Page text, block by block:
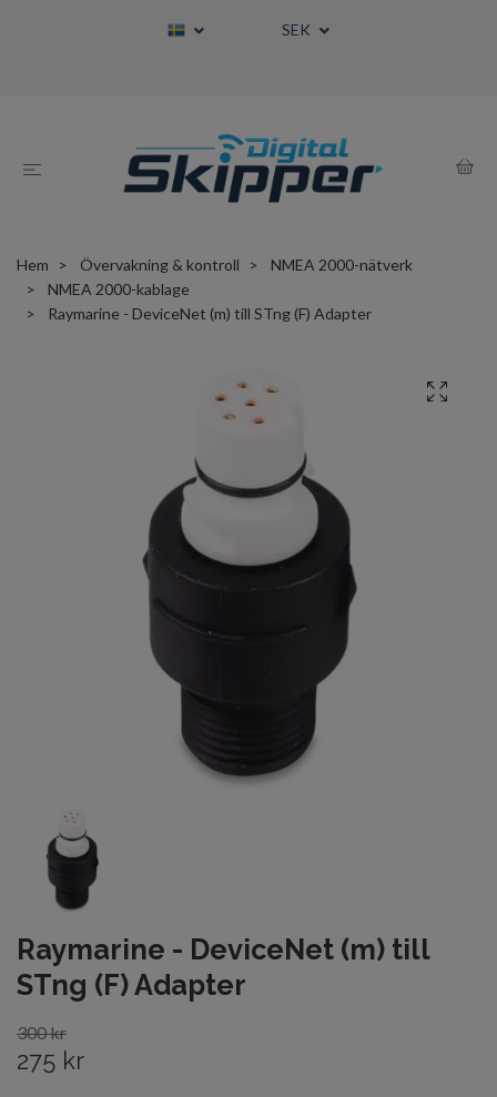
SEK
Hem Övervakning & kontroll
NMEA 2000-nätverk
NMEA 2000-kablage
Raymarine - DeviceNet (m) till STng (F) Adapter
Raymarine - DeviceNet (m) till
STng (F) Adapter
300 kr
275 kr